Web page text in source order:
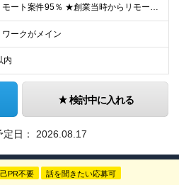
★フルリモート案件95％ ★創業当時からリモートワークに注力 勤務は自宅または中目黒オフィスが中心となります。 案件の約9割は受託開発ですが、 一部案件では首都圏のクライアント先で勤務いただく場合が
ワークがメイン
内
検討中に入れる
日： 2026.08.17
PR不要 話を聞きたい応募可